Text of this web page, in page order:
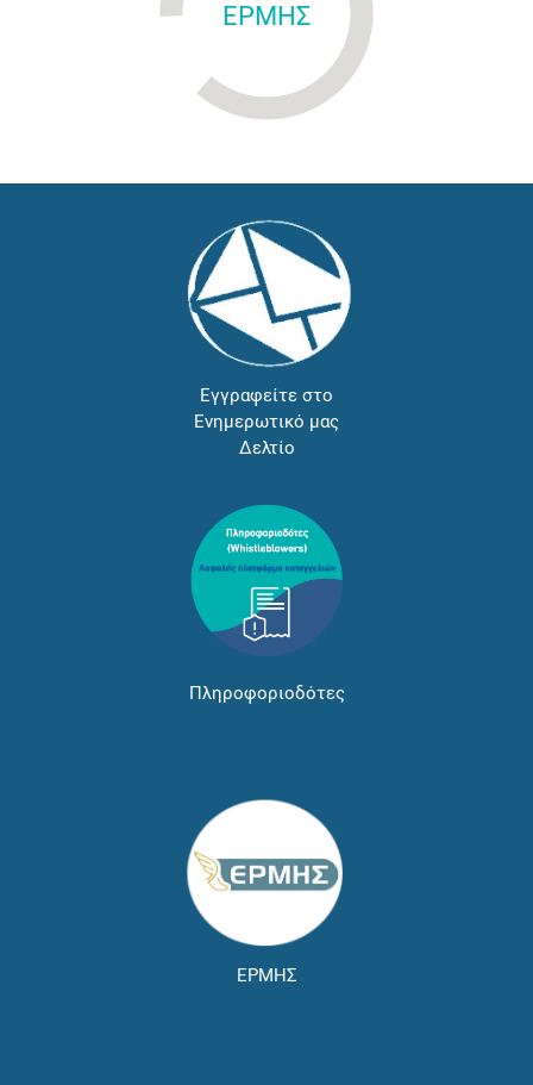
ΕΡΜΗΣ
Εγγραφείτε στο
Ενημερωτικό μας
Δελτίο
Πληροφοριοδότες
ΕΡΜΗΣ